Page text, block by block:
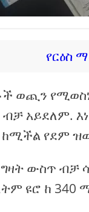
የርዕስ
ወጪን
ብቻ አይደለም.
ከሚችል የደም
ውስጥ ብቻ
ዩሮ ከ